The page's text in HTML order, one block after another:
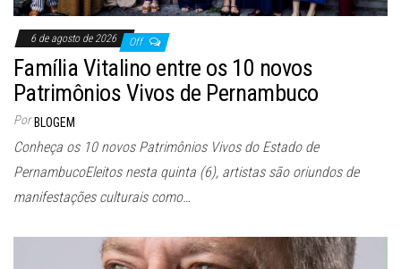
6 de agosto de 2026 Off
Família Vitalino entre os 10 novos
Patrimônios Vivos de Pernambuco
Por BLOGEM
Conheça os 10 novos Patrimônios Vivos do Estado de
PernambucoEleitos nesta quinta (6), artistas são oriundos de
manifestações culturais como…